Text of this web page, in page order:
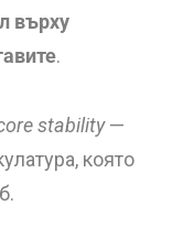
върху
.
stability—
която